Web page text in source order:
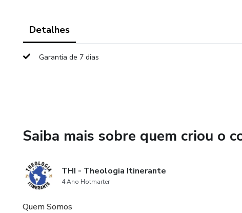
Detalhes
Garantia de 7 dias
Saiba mais sobre quem criou o
THI - Theologia Itinerante
4 Ano Hotmarter
Quem Somos